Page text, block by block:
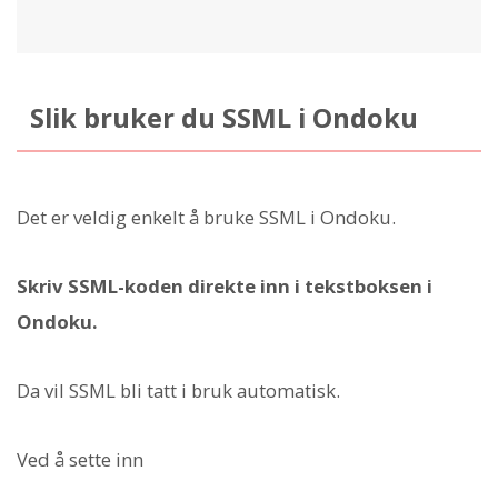
Slik bruker du SSML i Ondoku
Det er veldig enkelt å bruke SSML i Ondoku.
Skriv SSML-koden direkte inn i tekstboksen i
Ondoku.
Da vil SSML bli tatt i bruk automatisk.
Ved å sette inn